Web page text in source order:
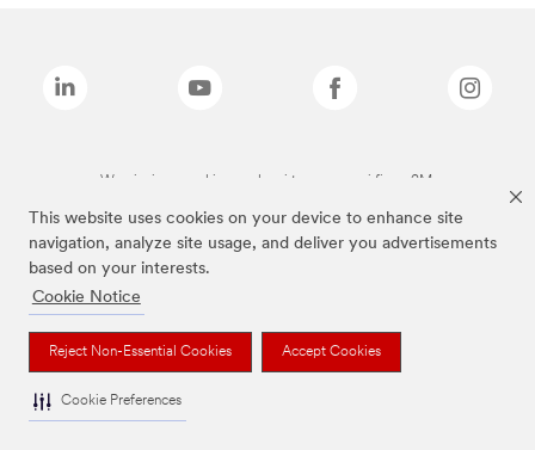
This website uses cookies on your device to enhance site
navigation, analyze site usage, and deliver you advertisements
based on your interests.
Cookie Notice
Reject Non-Essential Cookies Accept Cookies
Cookie Preferences
Wymienione marki są znakami towarowymi firmy 3M.